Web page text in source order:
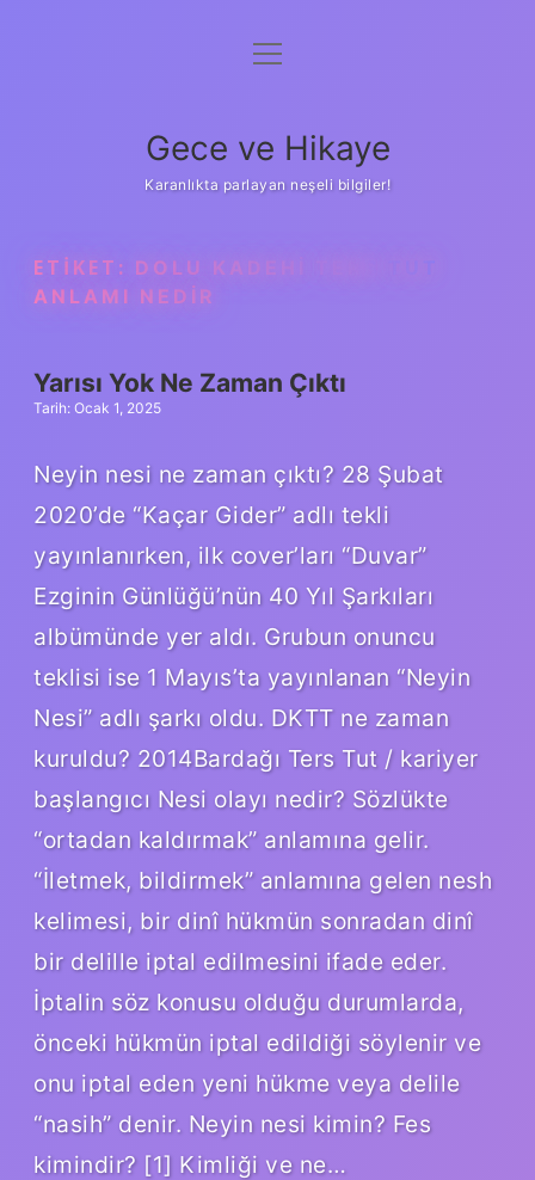
Anasayfa
Yasal Uyarı
menüyü
Gece ve Hikaye
Karanlıkta parlayan neşeli bilgiler!
ETIKET: DOLU KADEHI TERS TUT
ANLAMI NEDIR
Yarısı Yok Ne Zaman Çıktı
Tarih: Ocak 1, 2025
Neyin nesi ne zaman çıktı? 28 Şubat
2020’de “Kaçar Gider” adlı tekli
yayınlanırken, ilk cover’ları “Duvar”
Ezginin Günlüğü’nün 40 Yıl Şarkıları
albümünde yer aldı. Grubun onuncu
teklisi ise 1 Mayıs’ta yayınlanan “Neyin
Nesi” adlı şarkı oldu. DKTT ne zaman
kuruldu? 2014Bardağı Ters Tut / kariyer
başlangıcı Nesi olayı nedir? Sözlükte
“ortadan kaldırmak” anlamına gelir.
“İletmek, bildirmek” anlamına gelen nesh
kelimesi, bir dinî hükmün sonradan dinî
bir delille iptal edilmesini ifade eder.
İptalin söz konusu olduğu durumlarda,
önceki hükmün iptal edildiği söylenir ve
onu iptal eden yeni hükme veya delile
“nasih” denir. Neyin nesi kimin? Fes
kimindir? [1] Kimliği ve ne…